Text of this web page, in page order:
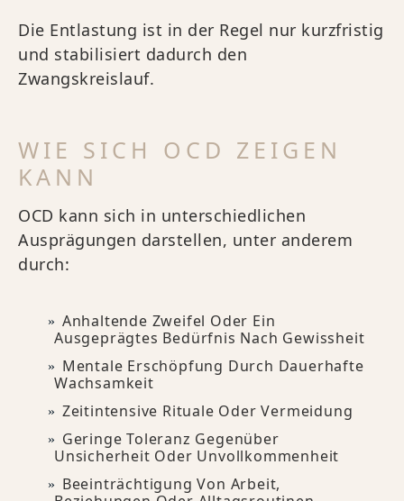
Die Entlastung ist in der Regel nur kurzfristig
und stabilisiert dadurch den
Zwangskreislauf.
WIE SICH OCD ZEIGEN
KANN
OCD kann sich in unterschiedlichen
Ausprägungen darstellen, unter anderem
durch:
Anhaltende Zweifel Oder Ein
Ausgeprägtes Bedürfnis Nach Gewissheit
Mentale Erschöpfung Durch Dauerhafte
Wachsamkeit
Zeitintensive Rituale Oder Vermeidung
Geringe Toleranz Gegenüber
Unsicherheit Oder Unvollkommenheit
Beeinträchtigung Von Arbeit,